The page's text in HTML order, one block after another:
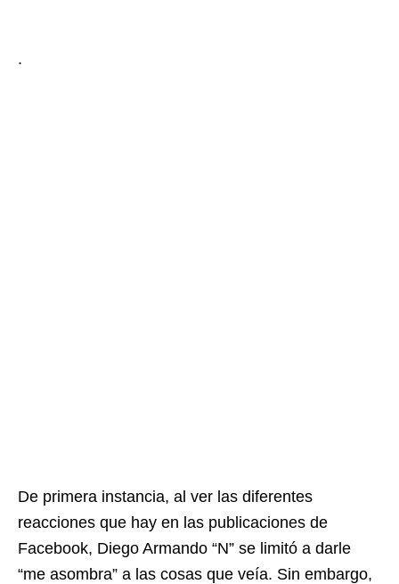
.
De primera instancia, al ver las diferentes
reacciones que hay en las publicaciones de
Facebook, Diego Armando “N” se limitó a darle
“me asombra” a las cosas que veía. Sin embargo,